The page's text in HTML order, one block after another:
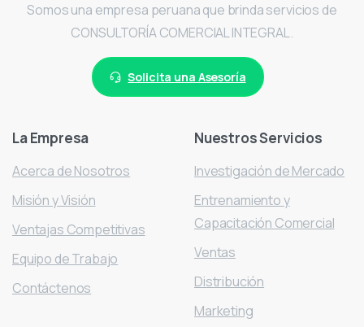
Somos una empresa peruana que brinda servicios de
CONSULTORÍA COMERCIAL INTEGRAL.
Solicita una Asesoría
LaEmpresa
Acerca de Nosotros
Misión y Visión
Ventajas Competitivas
Equipo de Trabajo
Contáctenos
NuestrosServicios
Investigación de Mercado
Entrenamiento y
Capacitación Comercial
Ventas
Distribución
Marketing